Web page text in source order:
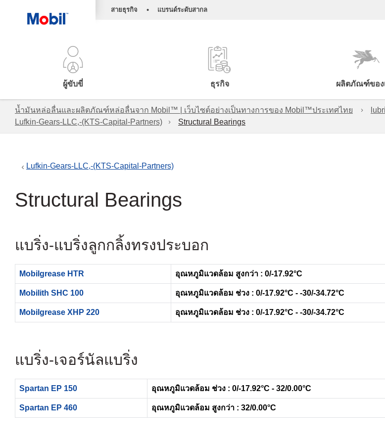
สายธุรกิจ • แบรนด์ระดับสากล
ผู้ขับขี่ ธุรกิจ ผลิตภัณฑ์ของ
น้ำมันหล่อลื่นและผลิตภัณฑ์หล่อลื่นจาก Mobil™ | เว็บไซต์อย่างเป็นทางการของ Mobil™ประเทศไทย
Lufkin-Gears-LLC,-(KTS-Capital-Partners)
Structural Bearings
Lufkin-Gears-LLC,-(KTS-Capital-Partners)
Structural Bearings
แบริ่ง- แบริ่งลูกกลิ้งทรงประบอก
Mobilgrease HTR อุณหภูมิแวดล้อม สูงกว่า : 0/-17.92°C
Mobilith SHC 100 อุณหภูมิแวดล้อม ช่วง : 0/-17.92°C - -30/-34.72°C
Mobilgrease XHP 220 อุณหภูมิแวดล้อม ช่วง : 0/-17.92°C - -30/-34.72°C
แบริ่ง- เจอร์นัลแบริ่ง
Spartan EP 150 อุณหภูมิแวดล้อม ช่วง : 0/-17.92°C - 32/0.00°C
Spartan EP 460 อุณหภูมิแวดล้อม สูงกว่า : 32/0.00°C